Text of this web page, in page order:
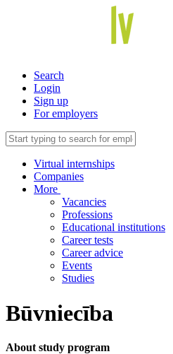
Search
Login
Sign up
For employers
Virtual internships
Companies
More
Vacancies
Professions
Educational institutions
Career tests
Career advice
Events
Studies
Būvniecība
About study program